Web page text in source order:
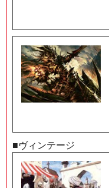
■ヴィンテージ